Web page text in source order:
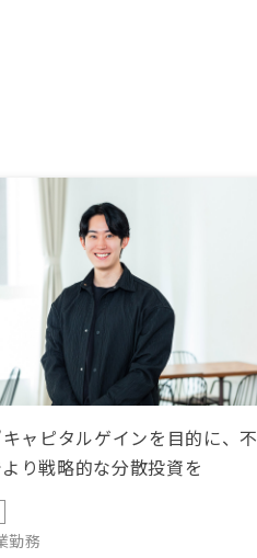
ャピタルゲインを目的に、不
り戦略的な分散投資を
勤務